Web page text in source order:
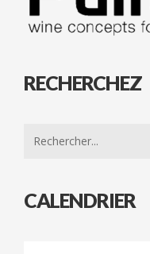
RECHERCHEZ
CALENDRIER